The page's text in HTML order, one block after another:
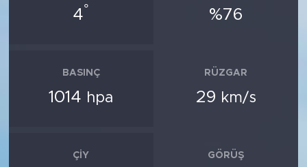
4° %76
BASINÇ
1014 hpa
RÜZGAR
29 km/s
ÇIY GÖRÜŞ